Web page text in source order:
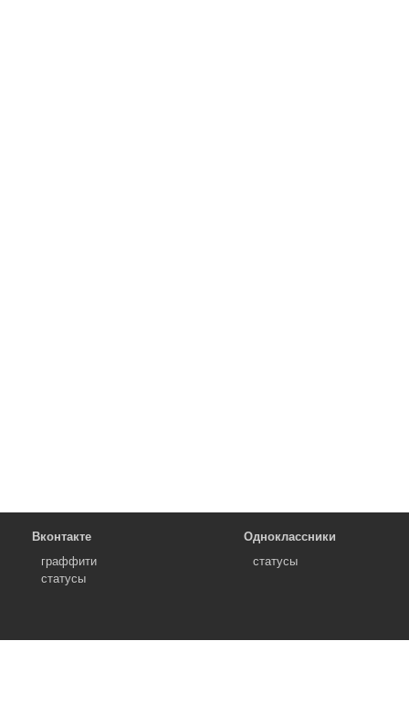
Вконтакте
граффити
статусы
Одноклассники
статусы